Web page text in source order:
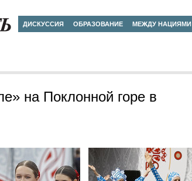
ДИСКУССИЯ ОБРАЗОВАНИЕ МЕЖДУ НАЦИЯМИ
на Поклонной горе в